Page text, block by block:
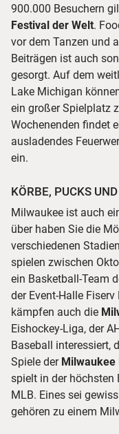
900.000 Besuchern
Festival der Welt.
vor dem Tanzen und
Beiträgen ist auch
gesorgt. Auf dem
Lake Michigan
ein großer Spielplatz
Wochenenden findet
ausladendes
ein.
KÖRBE, PUCKS
Milwaukee ist auch
über haben Sie die
verschiedenen
spielen zwischen
ein Basketball-Team
der Event-Halle
kämpfen auch die
Eishockey-Liga, der
Baseball interessiert,
Spiele der Milwaukee
spielt in der höchsten
MLB. Eines sei
gehören zu einem